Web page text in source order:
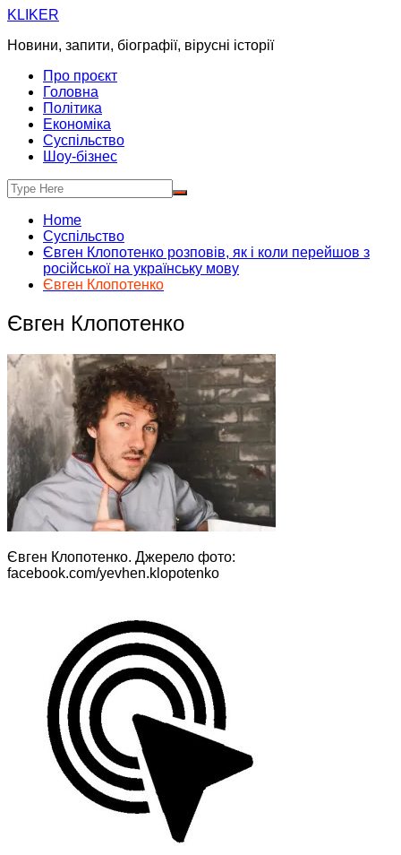
Skip
content
KLIKER
Новини, запити, біографії, вірусні історії
Про проєкт
Головна
Політика
Економіка
Суспільство
Шоу-бізнес
Home
Суспільство
Євген Клопотенко розповів, як і коли перейшов з
російської на українську мову
Євген Клопотенко
Євген Клопотенко
Євген Клопотенко. Джерело фото:
facebook.com/yevhen.klopotenko